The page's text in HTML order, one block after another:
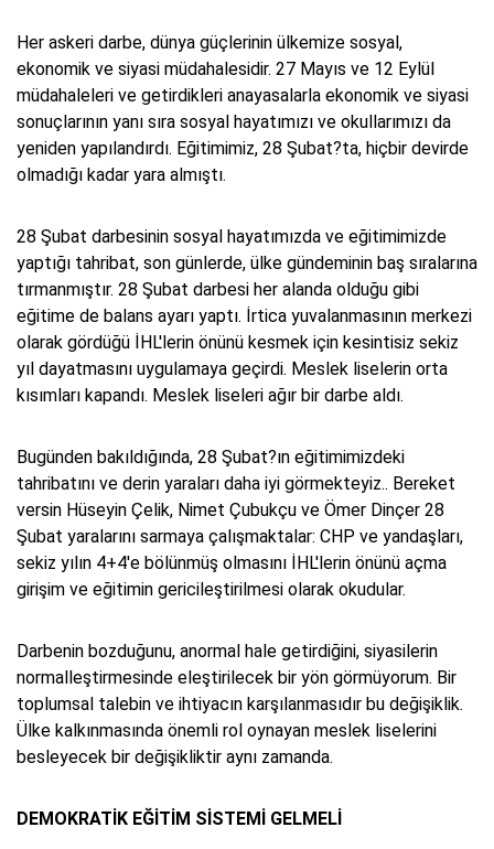
Her askeri darbe, dünya güçlerinin ülkemize sosyal,
ekonomik ve siyasi müdahalesidir. 27 Mayıs ve 12 Eylül
müdahaleleri ve getirdikleri anayasalarla ekonomik ve siyasi
sonuçlarının yanı sıra sosyal hayatımızı ve okullarımızı da
yeniden yapılandırdı. Eğitimimiz, 28 Şubat?ta, hiçbir devirde
olmadığı kadar yara almıştı.
28 Şubat darbesinin sosyal hayatımızda ve eğitimimizde
yaptığı tahribat, son günlerde, ülke gündeminin baş sıralarına
tırmanmıştır. 28 Şubat darbesi her alanda olduğu gibi
eğitime de balans ayarı yaptı. İrtica yuvalanmasının merkezi
olarak gördüğü İHL'lerin önünü kesmek için kesintisiz sekiz
yıl dayatmasını uygulamaya geçirdi. Meslek liselerin orta
kısımları kapandı. Meslek liseleri ağır bir darbe aldı.
Bugünden bakıldığında, 28 Şubat?ın eğitimimizdeki
tahribatını ve derin yaraları daha iyi görmekteyiz.. Bereket
versin Hüseyin Çelik, Nimet Çubukçu ve Ömer Dinçer 28
Şubat yaralarını sarmaya çalışmaktalar: CHP ve yandaşları,
sekiz yılın 4+4'e bölünmüş olmasını İHL'lerin önünü açma
girişim ve eğitimin gericileştirilmesi olarak okudular.
Darbenin bozduğunu, anormal hale getirdiğini, siyasilerin
normalleştirmesinde eleştirilecek bir yön görmüyorum. Bir
toplumsal talebin ve ihtiyacın karşılanmasıdır bu değişiklik.
Ülke kalkınmasında önemli rol oynayan meslek liselerini
besleyecek bir değişikliktir aynı zamanda.
DEMOKRATİK EĞİTİM SİSTEMİ GELMELİ